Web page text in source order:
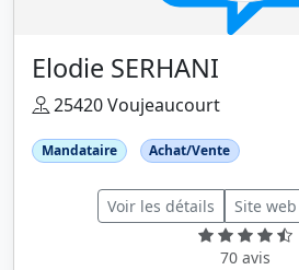
Elodie SERHANI
25420 Voujeaucourt
Mandataire Achat/Vente
Voir les détails Site
70 avis